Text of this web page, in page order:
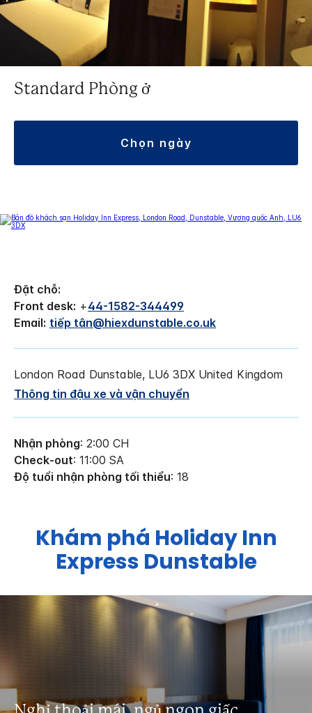
Standard Phòng ở
chọn ngày
Đặt chỗ:
Front desk: +44-1582-344499
Email: tiếp tân@hiexdunstable.co.uk
London Road Dunstable, LU6 3DX United Kingdom
Thông tin đậu xe và vận chuyển
Nhận phòng: 2:00 CH
Check-out: 11:00 SA
Độ tuổi nhận phòng tối thiểu: 18
Khám phá Holiday Inn
Express Dunstable